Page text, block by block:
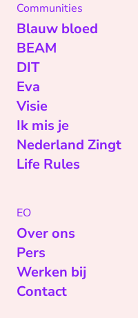
Communities
Blauw bloed
BEAM
DIT
Eva
Visie
Ik mis je
Nederland Zingt
Life Rules
EO
Over ons
Pers
Werken bij
Contact